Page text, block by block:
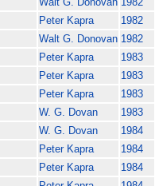
Peter Kapra 1982
Walt G. Donovan 1982
Peter Kapra 1983
Peter Kapra 1983
Peter Kapra 1983
W. G. Dovan 1983
W. G. Dovan 1984
Peter Kapra 1984
Peter Kapra 1984